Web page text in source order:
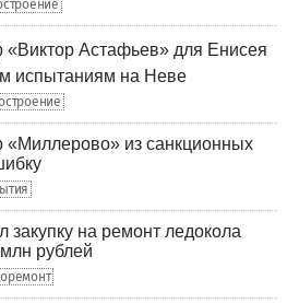
Астафьев» для Енисея
испытаниям на Неве
«Миллерово» из санкционных
закупку на ремонт ледокола
рублей